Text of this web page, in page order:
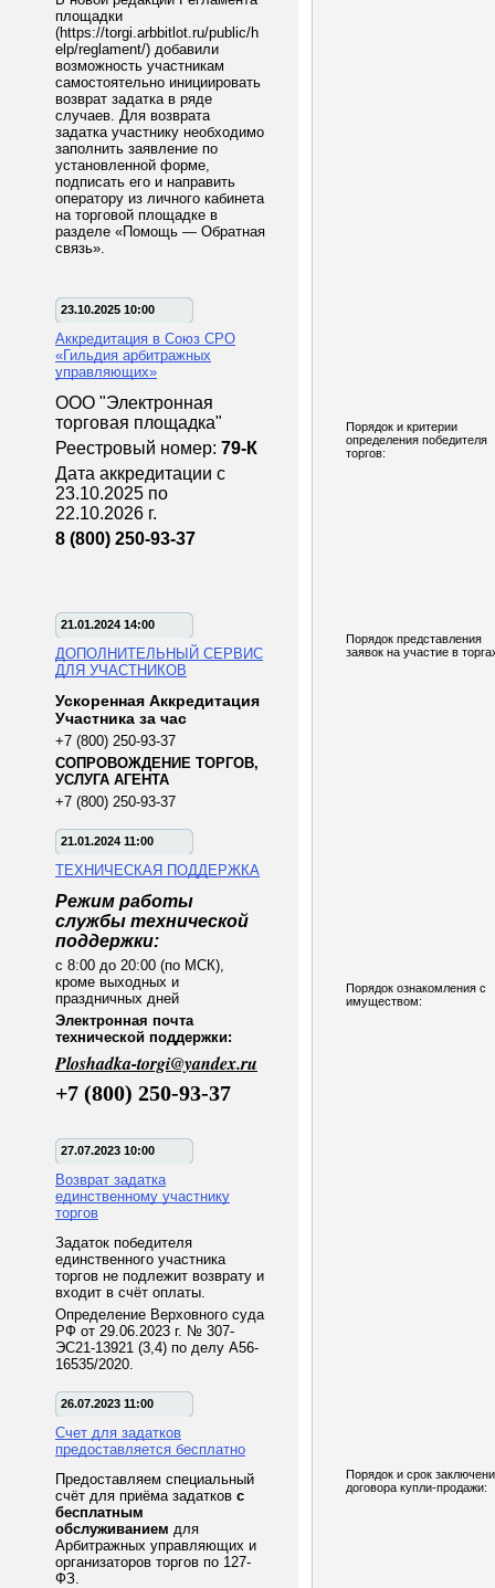
площадки
(https://torgi.arbbitlot.ru/public/h
elp/reglament/) добавили
возможность участникам
самостоятельно инициировать
возврат задатка в ряде
случаев. Для возврата
задатка участнику необходимо
заполнить заявление по
установленной форме,
подписать его и направить
оператору из личного кабинета
на торговой площадке в
разделе «Помощь — Обратная
связь».
23.10.2025 10:00
Аккредитация в Союз СРО
«Гильдия арбитражных
управляющих»
ООО "Электронная
торговая площадка"
Реестровый номер: 79-К
Дата аккредитации с
23.10.2025 по
22.10.2026 г.
8 (800) 250-93-37
21.01.2024 14:00
ДОПОЛНИТЕЛЬНЫЙ СЕРВИС
ДЛЯ УЧАСТНИКОВ
Ускоренная Аккредитация
Участника за час
+7 (800) 250-93-37
СОПРОВОЖДЕНИЕ ТОРГОВ,
УСЛУГА АГЕНТА
+7 (800) 250-93-37
21.01.2024 11:00
ТЕХНИЧЕСКАЯ ПОДДЕРЖКА
Режим работы
службы технической
поддержки:
с 8:00 до 20:00 (по МСК),
кроме выходных и
праздничных дней
Электронная почта
технической поддержки:
Ploshadka-torgi@yandex.ru
+7 (800) 250-93-37
27.07.2023 10:00
Возврат задатка
единственному участнику
торгов
Задаток победителя
единственного участника
торгов не подлежит возврату и
входит в счёт оплаты.
Определение Верховного суда
РФ от 29.06.2023 г. № 307-
ЭС21-13921 (3,4) по делу А56-
16535/2020.
26.07.2023 11:00
Счет для задатков
предоставляется бесплатно
Предоставляем специальный
счёт для приёма задатков с
бесплатным
обслуживанием для
Арбитражных управляющих и
организаторов торгов по 127-
ФЗ.
Порядок и критерии
определения победителя
торгов:
Порядок представления
заявок на участие в
Порядок ознакомления с
имуществом:
Порядок и срок
договора купли-продажи: